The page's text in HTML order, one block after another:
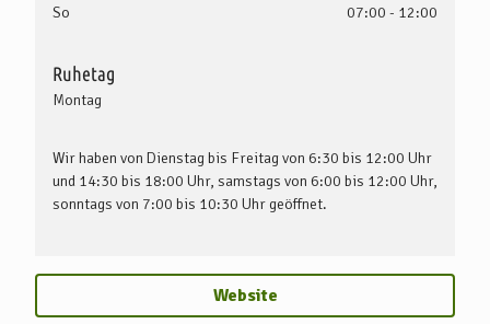
So
07:00 - 12:00
Ruhetag
Montag
Wir haben von Dienstag bis Freitag von 6:30 bis 12:00 Uhr
und 14:30 bis 18:00 Uhr, samstags von 6:00 bis 12:00 Uhr,
sonntags von 7:00 bis 10:30 Uhr geöffnet.
Website